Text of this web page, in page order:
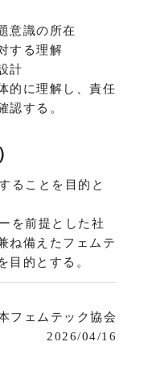
意識の所在
する理解
計
的に理解し、責任
認する。
ることを目的と
を前提とした社
ね備えたフェムテ
目的とする。
フェムテック協会
2026/04/16